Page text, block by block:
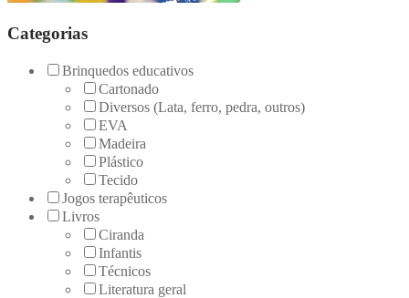
Categorias
Brinquedos educativos
Cartonado
Diversos (Lata, ferro, pedra, outros)
EVA
Madeira
Plástico
Tecido
Jogos terapêuticos
Livros
Ciranda
Infantis
Técnicos
Literatura geral